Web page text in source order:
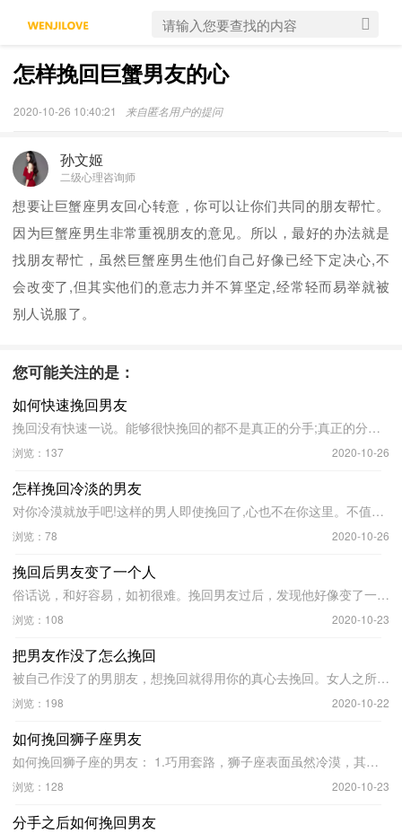
怎样挽回巨蟹男友的心
2020-10-26 10:40:21 来自匿名用户的提问
孙文姬
二级心理咨询师
想要让巨蟹座男友回心转意，你可以让你们共同的朋友帮忙。
因为巨蟹座男生非常重视朋友的意见。所以，最好的办法就是
找朋友帮忙，虽然巨蟹座男生他们自己好像已经下定决心,不
会改变了,但其实他们的意志力并不算坚定,经常轻而易举就被
别人说服了。
您可能关注的是：
如何快速挽回男友
挽回没有快速一说。能够很快挽回的都不是真正的分手;真正的分手，挽回的难度很大，你必须为此付出很多努力，花费很多时间和精力，所以也不存在快速 ...
浏览：137 2020-10-26
怎样挽回冷淡的男友
对你冷漠就放手吧!这样的男人即使挽回了,心也不在你这里。不值得你去浪费精力挽回了，时间精力真心真感情要用在对的人身上，因为他惜你，所以你惜 ...
浏览：78 2020-10-26
挽回后男友变了一个人
俗话说，和好容易，如初很难。挽回男友过后，发现他好像变了一个人。不再像以前一样对你好。究其原因，你们只是形式上的复合了，你们之间存在的问 ...
浏览：108 2020-10-23
把男友作没了怎么挽回
被自己作没了的男朋友，想挽回就得用你的真心去挽回。女人之所以作是因为怕被男朋友忽视，女人总是喜欢当公主，喜欢被人宠爱，喜欢在男朋友面前撒 ...
浏览：198 2020-10-22
如何挽回狮子座男友
如何挽回狮子座的男友： 1.巧用套路，狮子座表面虽然冷漠，其实他们内心也是特别柔弱和需要爱的。 2.成熟、勇敢、聪慧、心胸宽广，浪漫且具有创造力 ...
浏览：128 2020-10-23
分手之后如何挽回男友